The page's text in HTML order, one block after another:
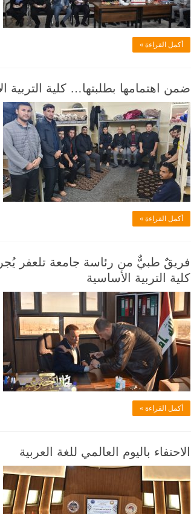
أكمل القراءة »
ضمن اهتمامها بطلبتها… كلية التربية
أكمل القراءة »
فريقٌ طبيٌّ من رئاسة جامعة تلعفر
كلية التربية الأساسية
أكمل القراءة »
الاحتفاء باليوم العالمي للغة العربية